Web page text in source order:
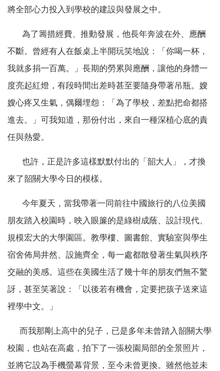
將全部心力投入到學校的建設與發展之中。
為了籌措經費、推動發展，他長年奔波在外、應酬
不斷。曾經有人在飯桌上半開玩笑地說：「你喝一杯，
我就多捐一百萬。」長期的勞累與應酬，讓他的身體一
度亮起紅燈，有段時間出差時甚至要隨身帶著吊瓶。嫂
嫂心疼又生氣，偶爾埋怨：「為了學校，差點把命都搭
進去。」可我知道，那份付出，來自一種深植心底的責
任與熱愛。
也許，正是許多這樣默默付出的「韶大人」，才換
來了韶關大學今日的模樣。
今年夏天，當我帶著一同前往中國旅行的八位美國
朋友踏入校園時，映入眼簾的是綠樹成蔭、設計現代、
規模宏大的大學園區。教學樓、圖書館、實驗室與學生
宿舍佈局井然、設施齊全，每一處都散發著生氣與秩序
交融的美感。這些在美國生活了幾十年的朋友們無不驚
訝，甚至笑著說：「以後若有機會，定要把孩子送來這
裡學中文。」
而我那剛上高中的兒子，已是多年未曾踏入韶關大學
校園，也站在高處，拍下了一張校園局部的全景照片，
並將它設為手機螢幕背景，至今未曾更換。雖然他並未